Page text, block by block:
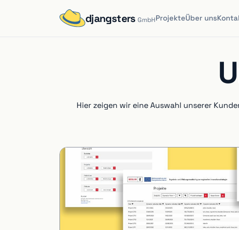
djangstersGmbHProjekteÜber uns
Hier zeigen wir eine Auswahl unserer